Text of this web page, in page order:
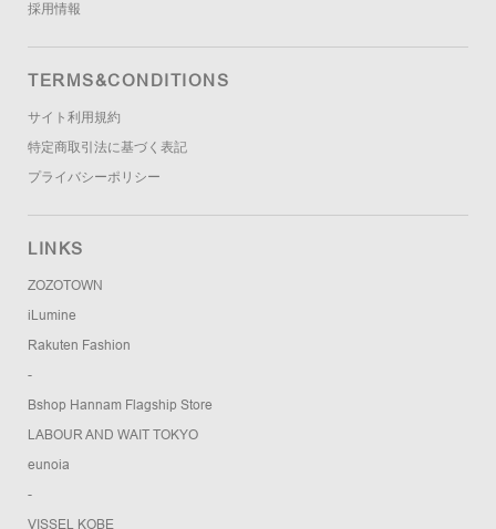
採用情報
TERMS&CONDITIONS
サイト利用規約
特定商取引法に基づく表記
プライバシーポリシー
LINKS
ZOZOTOWN
iLumine
Rakuten Fashion
-
Bshop Hannam Flagship Store
LABOUR AND WAIT TOKYO
eunoia
-
VISSEL KOBE